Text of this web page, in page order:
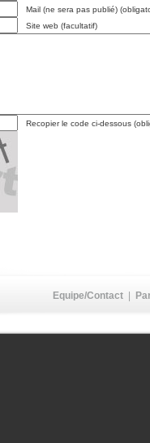
Mail (ne sera pas publié)
Site web (facultatif)
Recopier le code ci-dessous
Equipe/Contact